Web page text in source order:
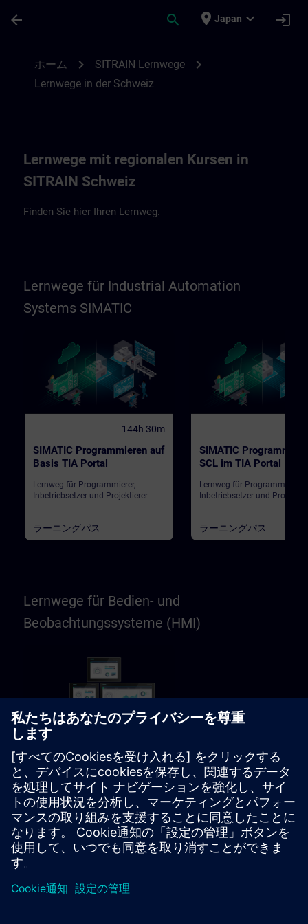
arrow_back search place Japan expand_more login
ホーム chevron_right SITRAIN Lernwege chevron_right
Lernwege in der Schweiz
Lernwege mit regionalen Kursen in
SITRAIN Schweiz
Finden Sie hier Ihren Lernweg.
Lernwege für Industrial Automation
Systems SIMATIC
144h 30m
SIMATIC Programmieren auf
Basis TIA Portal
Lernweg für Programmierer,
Inbetriebsetzer und Projektierer
ラーニングパス
SIMATIC
SCL im TIA Portal
Lernweg für Programmierer,
Inbetriebsetzer und
ラーニングパス
Lernwege für Bedien- und
Beobachtungssysteme (HMI)
SIMATIC WinCC Unified auf
Basis TIA Portal
Lernweg für Programmierer,
Projektierer, Inbetriebsetzer,
Servicepersonal, Bediener,
Anwender, Instandhalter
ラーニングパス